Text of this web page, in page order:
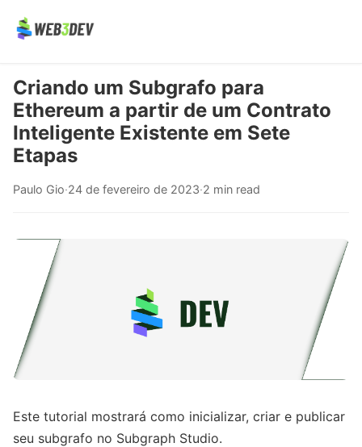
Criando um Subgrafo para
Ethereum a partir de um Contrato
Inteligente Existente em Sete
Etapas
Paulo Gio·24 de fevereiro de 2023·2 min read
Este tutorial mostrará como inicializar, criar e publicar
seu subgrafo no Subgraph Studio.